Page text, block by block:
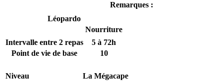
Remarques :
Léopardo
Nourriture
Intervalle entre 2 repas
5 à 72h
Point de vie de base
10
Niveau
La Mégacape